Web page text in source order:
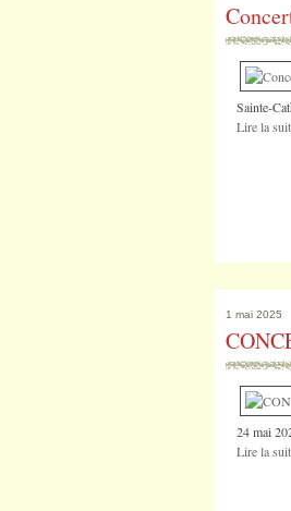
Sainte-
Lire la
1 mai 2025
24 mai
Lire la